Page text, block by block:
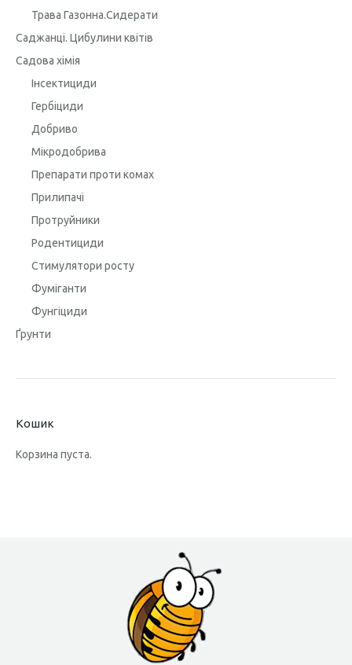
Трава Газонна.Сидерати
Саджанці. Цибулини квітів
Садова хімія
Інсектициди
Гербіциди
Добриво
Мікродобрива
Препарати проти комах
Прилипачі
Протруйники
Родентициди
Стимулятори росту
Фуміганти
Фунгіциди
Ґрунти
Кошик
Корзина пуста.